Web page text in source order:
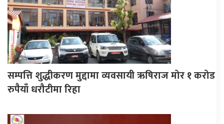
सम्पत्ति शुद्धीकरण मुद्दामा व्यवसायी ऋषिराज मोर १ करोड
रुपैयाँ धरौटीमा रिहा